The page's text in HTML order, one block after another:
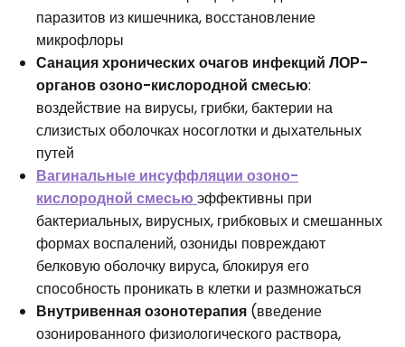
паразитов из кишечника, восстановление
микрофлоры
Санация хронических очагов инфекций ЛОР-
органов озоно-кислородной смесью:
воздействие на вирусы, грибки, бактерии на
слизистых оболочках носоглотки и дыхательных
путей
Вагинальные инсуффляции озоно-
кислородной смесью эффективны при
бактериальных, вирусных, грибковых и смешанных
формах воспалений, озониды повреждают
белковую оболочку вируса, блокируя его
способность проникать в клетки и размножаться
Внутривенная озонотерапия (введение
озонированного физиологического раствора,